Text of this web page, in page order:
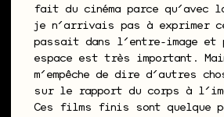
fait du cinéma parce qu’avec
je n’arrivais pas à exprimer
passait dans l’entre-image et
espace est très important.
m’empêche de dire d’autres
sur le rapport du corps à
Ces films finis sont quelque